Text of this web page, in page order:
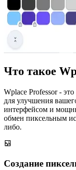
Что такое
Wplace Professor -
для улучшения
интерфейсом и
обмен пиксельным
либо.
Создание